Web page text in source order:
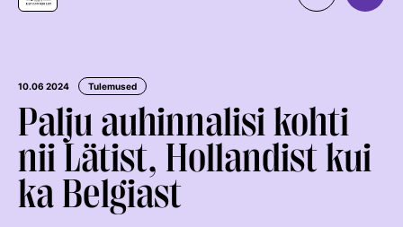
Kontaktid
Väärtused Ja Visioon
Juhatus
Juhatuse Ja Üldkogu Protokollid
Uudised
Ratsaspordialad
TAKISTUSSÕIT
Regulatsioonid
Võistluskalender
Tule ratsutama
10.06 2024 Tulemused
Palju auhinnalisi kohti
nii Lätist, Hollandist kui
ka Belgiast